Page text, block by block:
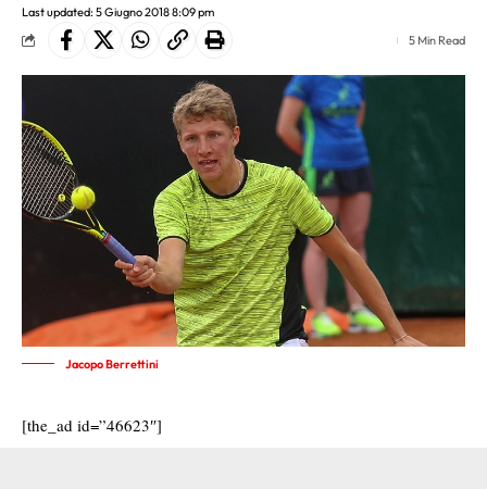
Last updated: 5 Giugno 2018 8:09 pm
5 Min Read
Jacopo Berrettini
[the_ad id=”46623″]